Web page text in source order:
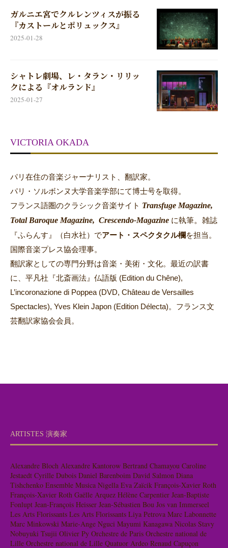
ガルニエ宮でクルレンツィスが振る
『カストールとポリュックス』
2025-01-28
シャトレ劇場、レ・タラン・リリッ
クによる『オルランド』
2025-01-27
VICTORIA OKADA
パリ在住の音楽ジャーナリスト、翻訳家。
パリ・ソルボンヌ大学音楽学部にて博士号を取得。
フランス語圏のクラシック音楽サイト Transfuge Magazine,
Total Baroque Magazine, Crescendo-Magazine に執筆。 雑誌
『ふらんす』（白水社）でアート・スペクタクル欄を担当。
国際音楽プレス協会理事。
翻訳家としての専門分野は音楽・美術・文化。最近の訳書
に、平凡社『北斎画法』仏語版 (Edition du Chêne),
L’incoronazione di Poppea (DVD, Château de Versailles
Spectacles), Yves Klein Japon (Edition Délecta)。フランス文
芸翻訳家協会会員。
ARTISTES 演奏家
Alexandre Bloch Alexandre Kantorow Bertrand Chamayou Caroline
Jestaedt Cyrille Dubois Daniel Barenboim David Salmon Diana
Tishchenko Ensemble Musica Nigella Eva Zaïcik François-Xavier Roth
François-Xavier Roth Gaëlle Arquez Hélène Carpentier Jean-Baptiste
Fonlupt Jean-François Heisser Jean-Sébastien Bou Jos van Immerseel
Les Arts Florissants Les Arts Florissants Liya Petrova Marc Labonnette
Marc Minkowski Marie-Ange Nguci Mayumi Kanagawa Nicolas Stavy
Nobuyuki Tsujii Olivier Py Orchestre de Paris Orchestre national de
Lille Orchestre national de Lille Quatuor Ardeo Renaud Capuçon